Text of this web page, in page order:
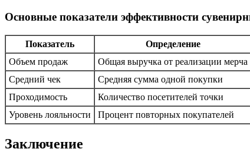
Основные показатели эффективности
Показатель Определение
Объем продаж
Общая выручка от реализации мерча
Средний чек
Средняя сумма одной покупки
Проходимость
Количество посетителей точки
Уровень лояльности
Процент повторных покупателей
Заключение